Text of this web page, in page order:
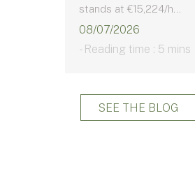
stands at €15,224/h...
08/07/2026
- Reading time : 5 mins
SEE THE BLOG